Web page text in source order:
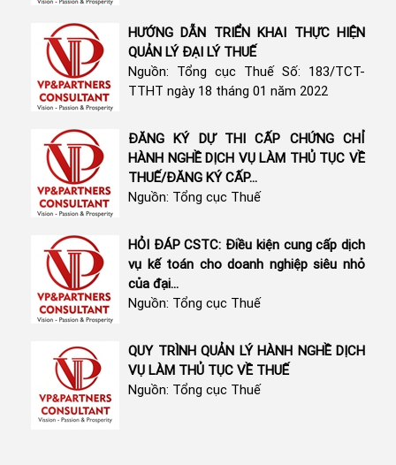
HƯỚNG DẪN TRIỂN KHAI THỰC HIỆN
QUẢN LÝ ĐẠI LÝ THUẾ
Nguồn: Tổng cục Thuế Số: 183/TCT-
TTHT ngày 18 tháng 01 năm 2022
ĐĂNG KÝ DỰ THI CẤP CHỨNG CHỈ
HÀNH NGHỀ DỊCH VỤ LÀM THỦ TỤC VỀ
THUẾ/ĐĂNG KÝ CẤP...
Nguồn: Tổng cục Thuế
HỎI ĐÁP CSTC: Điều kiện cung cấp dịch
vụ kế toán cho doanh nghiệp siêu nhỏ
của đại...
Nguồn: Tổng cục Thuế
QUY TRÌNH QUẢN LÝ HÀNH NGHỀ DỊCH
VỤ LÀM THỦ TỤC VỀ THUẾ
Nguồn: Tổng cục Thuế